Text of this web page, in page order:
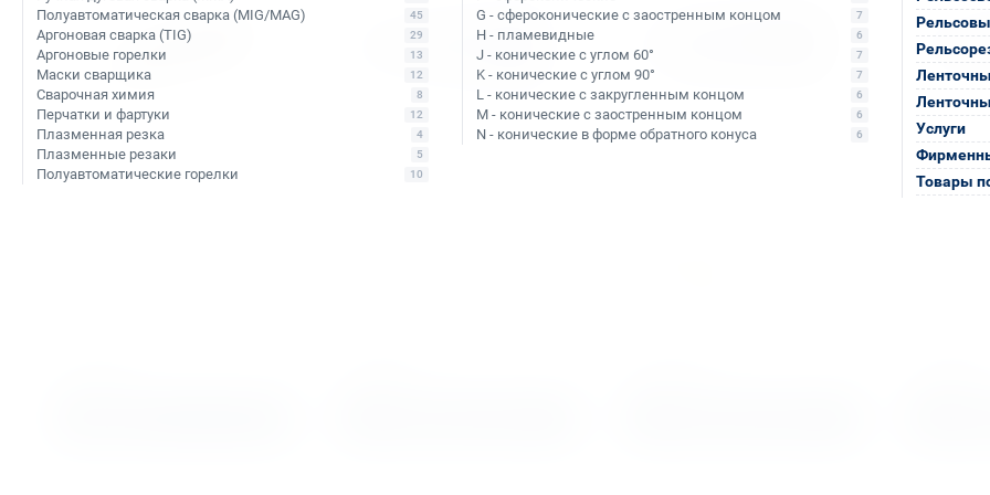
Полуавтоматическая сварка (MIG/MAG) 45
Аргоновая сварка (TIG) 29
Аргоновые горелки 13
Маски сварщика 12
Сварочная химия 8
Перчатки и фартуки 12
Плазменная резка 4
Плазменные резаки 5
Полуавтоматические горелки 10
G - сфероконические с заостренным концом 7
H - пламевидные 6
J - конические с углом 60° 7
K - конические с углом 90° 7
L - конические с закругленным концом 6
M - конические с заостренным концом 6
N - конические в форме обратного конуса 6 Услуги
Товары